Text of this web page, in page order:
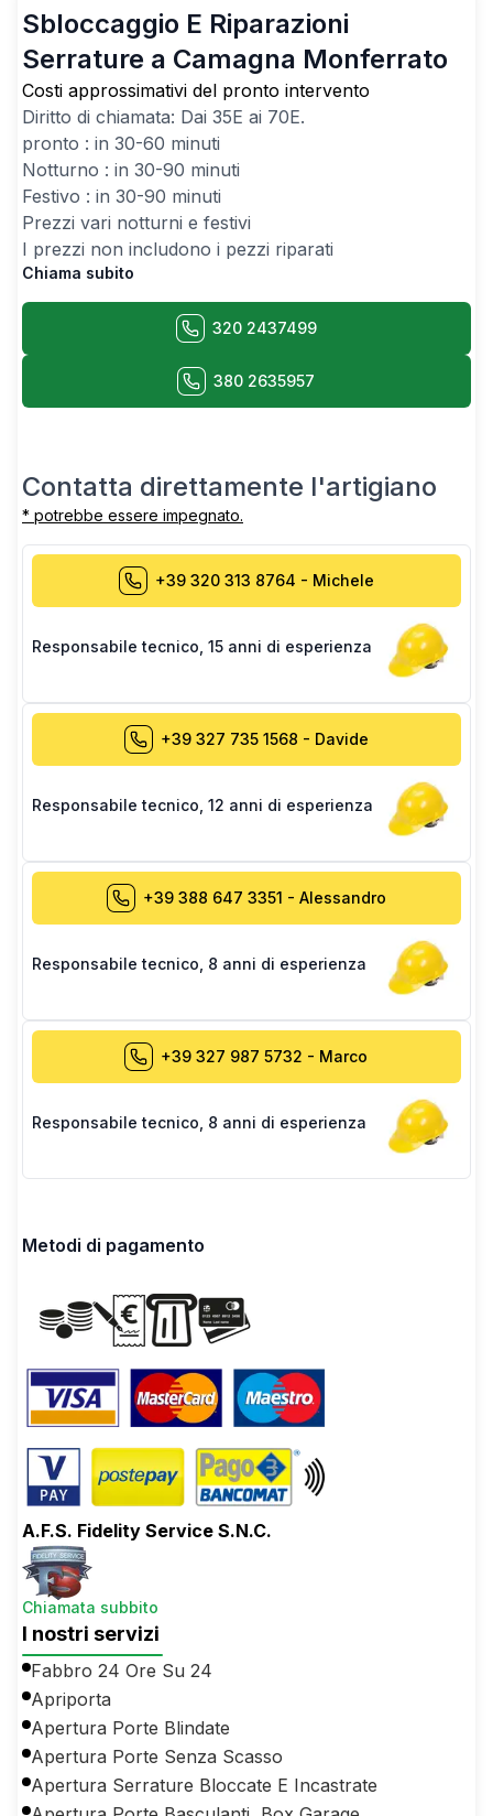
Sbloccaggio E Riparazioni
Serrature a Camagna Monferrato
Costi approssimativi del pronto intervento
Diritto di chiamata: Dai 35E ai 70E.
pronto : in 30-60 minuti
Notturno : in 30-90 minuti
Festivo : in 30-90 minuti
Prezzi vari notturni e festivi
I prezzi non includono i pezzi riparati
Chiama subito
320 2437499
380 2635957
Contatta direttamente l'artigiano
* potrebbe essere impegnato.
+39 320 313 8764 - Michele
Responsabile tecnico 15 anni di esperienza
+39 327 735 1568 - Davide
Responsabile tecnico 12 anni di esperienza
+39 388 647 3351 - Alessandro
Responsabile tecnico 8 anni di esperienza
+39 327 987 5732 - Marco
Responsabile tecnico 8 anni di esperienza
Metodi di pagamento
A.F.S. Fidelity Service S.N.C.
Chiamata subbito
I nostri servizi
Fabbro 24 Ore Su 24
Apriporta
Apertura Porte Blindate
Apertura Porte Senza Scasso
Apertura Serrature Bloccate E Incastrate